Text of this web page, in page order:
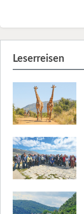
Leserreisen